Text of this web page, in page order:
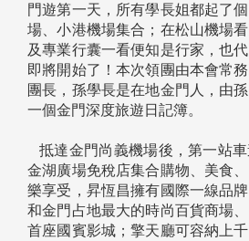
門遊第一天，所有學長姐都起了
場、小港機場集合；在松山機場
及專業行囊一看便知是行家，也
即將開始了！本次領團由本會常
團長，孫學長是在地金門人，由
一個金門深度旅遊日記簿。
抵達金門尚義機場後，第一站
金湖廣場免稅店集合購物、美食
樂享受，昇恆昌擁有國際一線品
和金門占地最大的時尚百貨商場、
首座國賓影城；擎天廳可容納上